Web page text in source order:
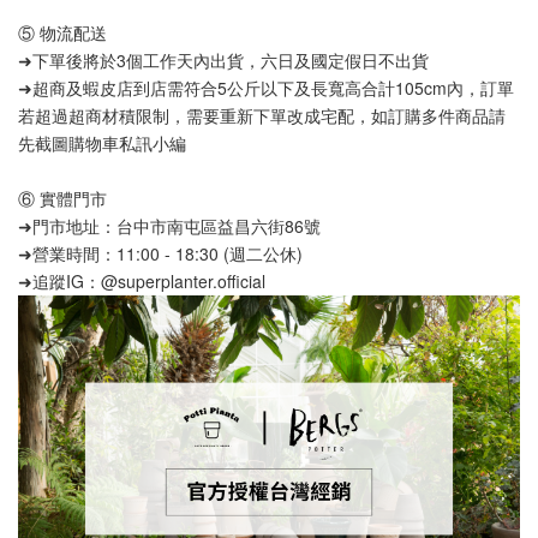
⑤ 物流配送
➜下單後將於3個工作天內出貨，六日及國定假日不出貨
➜超商及蝦皮店到店需符合5公斤以下及長寬高合計105cm內，訂單
若超過超商材積限制，需要重新下單改成宅配，如訂購多件商品請
先截圖購物車私訊小編
⑥ 實體門市
➜門市地址：台中市南屯區益昌六街86號
➜營業時間：11:00 - 18:30 (週二公休)
➜追蹤IG：@superplanter.official